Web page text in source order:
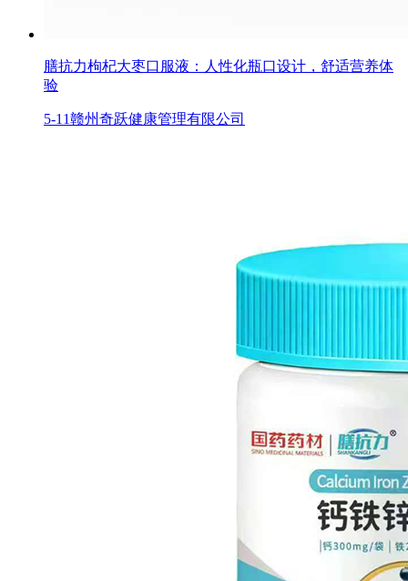
膳抗力枸杞大枣口服液：人性化瓶口设计，舒适营养体
验
5-11赣州奇跃健康管理有限公司